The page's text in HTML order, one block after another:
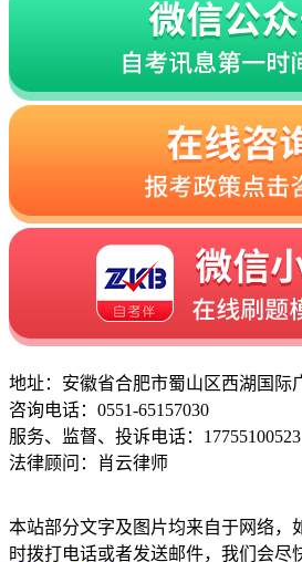
地址：安徽省合肥市蜀山区西湖国际
咨询电话：0551-65157030
服务、监督、投诉电话：17755100523
法律顾问：肖云律师
本站部分文字及图片均来自于网络，
时拨打电话或者发送邮件，我们会尽